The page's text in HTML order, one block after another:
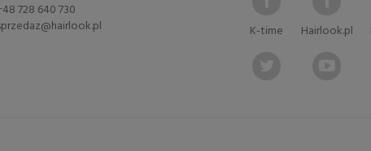
728 640 730
K-time Hairlook.pl